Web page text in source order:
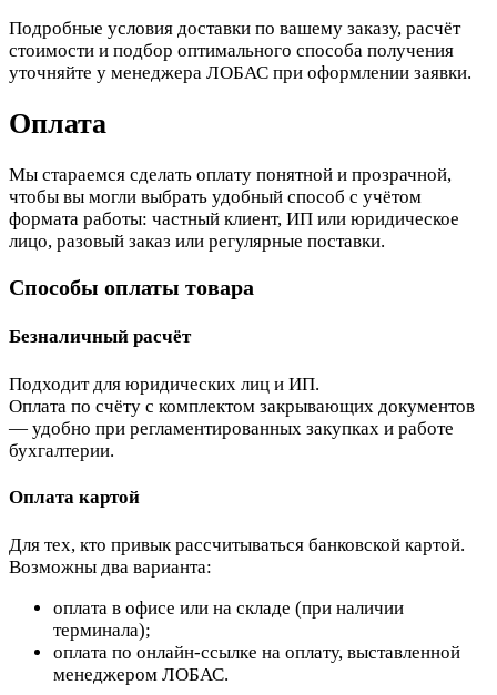
Подробные условия доставки по вашему заказу, расчёт
стоимости и подбор оптимального способа получения
уточняйте у менеджера ЛОБАС при оформлении заявки.
Оплата
Мы стараемся сделать оплату понятной и прозрачной,
чтобы вы могли выбрать удобный способ с учётом
формата работы: частный клиент, ИП или юридическое
лицо, разовый заказ или регулярные поставки.
Способы оплаты товара
Безналичный расчёт
Подходит для юридических лиц и ИП.
Оплата по счёту с комплектом закрывающих документов
— удобно при регламентированных закупках и работе
бухгалтерии.
Оплата картой
Для тех, кто привык рассчитываться банковской картой.
Возможны два варианта:
оплата в офисе или на складе (при наличии
терминала);
оплата по онлайн-ссылке на оплату, выставленной
менеджером ЛОБАС.